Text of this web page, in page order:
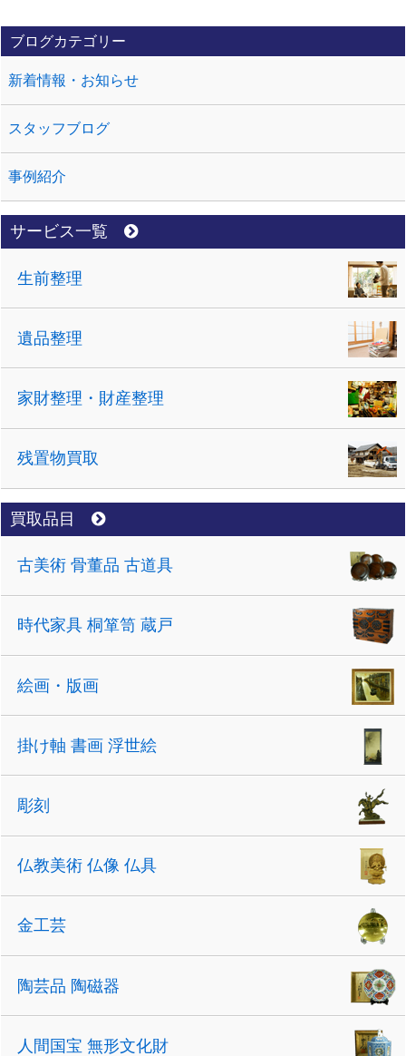
ブログカテゴリー
新着情報・お知らせ
スタッフブログ
事例紹介
サービス一覧
生前整理
遺品整理
家財整理・財産整理
残置物買取
買取品目
古美術 骨董品 古道具
時代家具 桐箪笥 蔵戸
絵画・版画
掛け軸 書画 浮世絵
彫刻
仏教美術 仏像 仏具
金工芸
陶芸品 陶磁器
人間国宝 無形文化財